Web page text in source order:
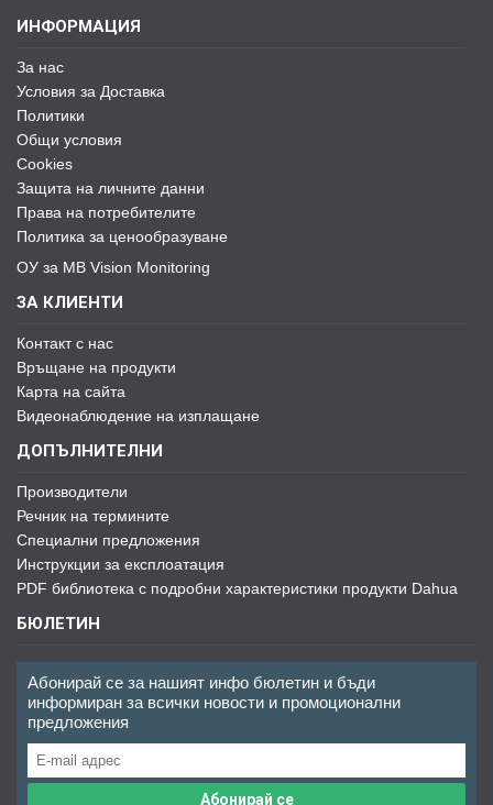
ИНФОРМАЦИЯ
За нас
Условия за Доставка
Политики
Общи условия
Cookies
Защита на личните данни
Права на потребителите
Политика за ценообразуване
ОУ за MB Vision Monitoring
ЗА КЛИЕНТИ
Контакт с нас
Връщане на продукти
Карта на сайта
Видеонаблюдение на изплащане
ДОПЪЛНИТЕЛНИ
Производители
Речник на термините
Специални предложения
Инструкции за експлоатация
PDF библиотека с подробни характеристики продукти Dahua
БЮЛЕТИН
Абонирай се за нашият инфо бюлетин и бъди
информиран за всички новости и промоционални
предложения
Абонирай се